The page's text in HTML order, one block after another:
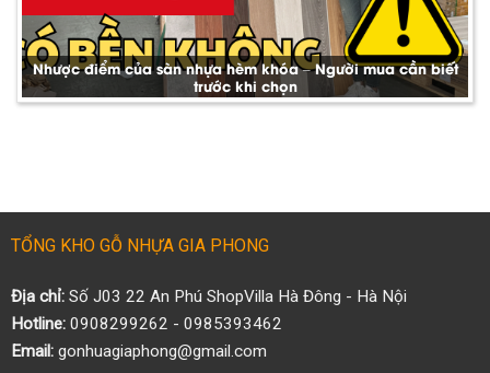
Nhược điểm của sàn nhựa hèm khóa – Người mua cần biết
trước khi chọn
TỔNG KHO GỖ NHỰA GIA PHONG
Địa chỉ:Số J03 22 An Phú ShopVilla Hà Đông - Hà Nội
Hotline:0908299262 - 0985393462
Email:gonhuagiaphong@gmail.com